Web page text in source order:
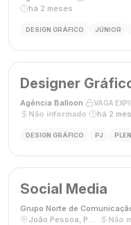
há 2 meses
DESIGN GRÁFICO JÚNIOR
Designer
Agência Balloon VAGA
Não informado
há 2
DESIGN GRÁFICO PJ
Social Media
Grupo Norte de
João Pessoa, Paraíba, Brasil
Não